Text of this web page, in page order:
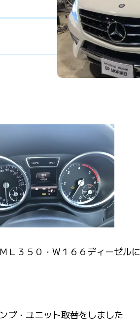
Ｌ３５０・W１６６ディーゼル
プ・ユニット取替をしました